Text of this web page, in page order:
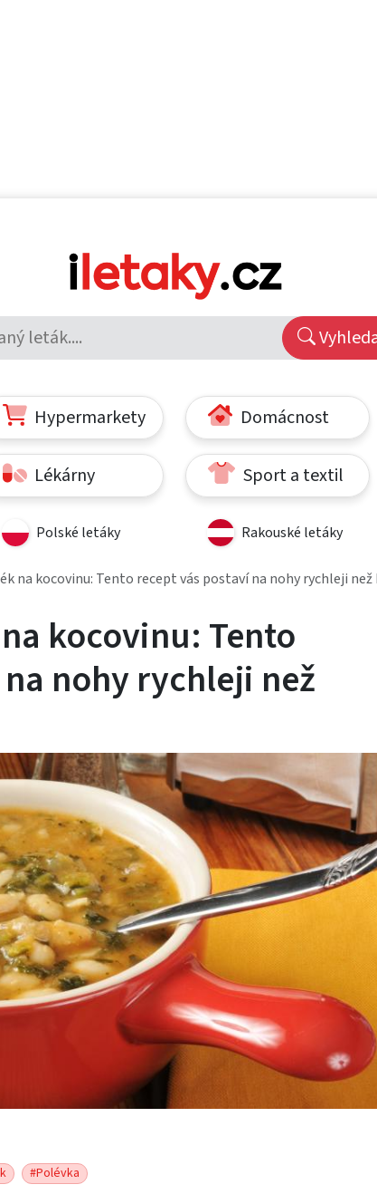
Hypermarkety Domácnost
Lékárny Sport a textil
Polské letáky Rakouské letáky
na kocovinu: Tento recept vás postaví na nohy rychleji než
kocovinu: Tento
nohy rychleji než
#Polévka